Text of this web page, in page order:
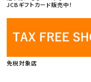
JCBギフトカード販売中！
免税対象店